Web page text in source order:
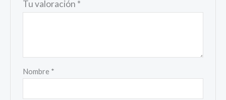
Tu valoración *
Nombre *